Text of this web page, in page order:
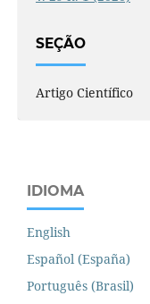
SEÇÃO
Artigo Científico
IDIOMA
English
Español (España)
Português (Brasil)